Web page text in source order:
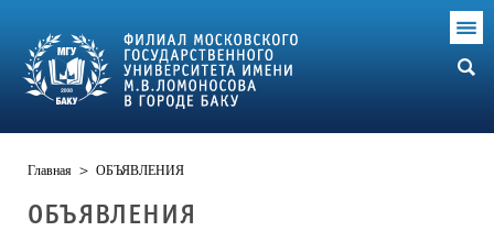
Главная > ОБЪЯВЛЕНИЯ
ОБЪЯВЛЕНИЯ